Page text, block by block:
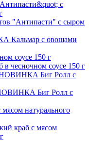
"Антипасти" с сыром
Кальмар с овощами
чесночном соусе 150 г
Биг Ролл с
Биг Ролл с
краб с мясом